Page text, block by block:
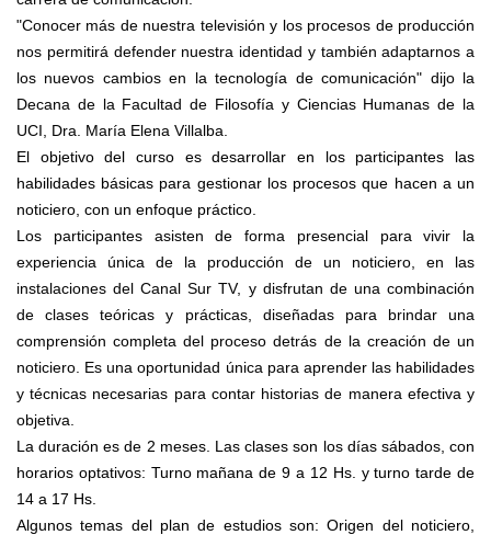
"Conocer más de nuestra televisión y los procesos de producción
nos permitirá defender nuestra identidad y también adaptarnos a
los nuevos cambios en la tecnología de comunicación" dijo la
Decana de la Facultad de Filosofía y Ciencias Humanas de la
UCI, Dra. María Elena Villalba.
El objetivo del curso es desarrollar en los participantes las
habilidades básicas para gestionar los procesos que hacen a un
noticiero, con un enfoque práctico.
Los participantes asisten de forma presencial para vivir la
experiencia única de la producción de un noticiero, en las
instalaciones del Canal Sur TV, y disfrutan de una combinación
de clases teóricas y prácticas, diseñadas para brindar una
comprensión completa del proceso detrás de la creación de un
noticiero. Es una oportunidad única para aprender las habilidades
y técnicas necesarias para contar historias de manera efectiva y
objetiva.
La duración es de 2 meses. Las clases son los días sábados, con
horarios optativos: Turno mañana de 9 a 12 Hs. y turno tarde de
14 a 17 Hs.
Algunos temas del plan de estudios son: Origen del noticiero,